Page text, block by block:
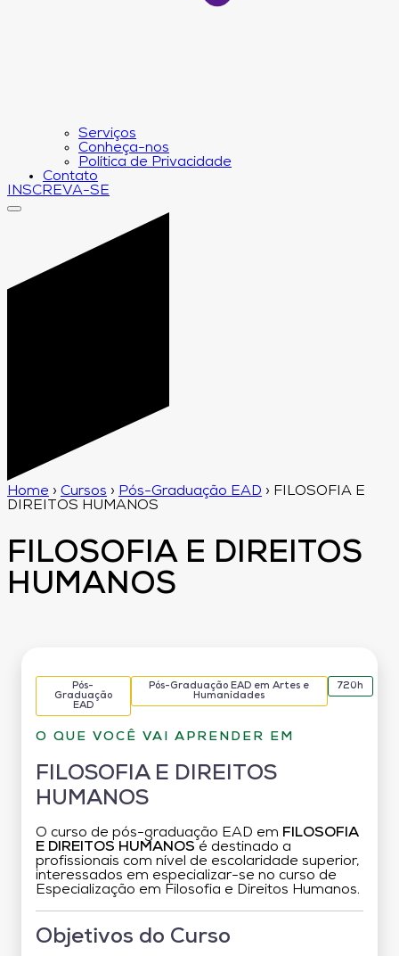
Serviços
Conheça-nos
Política de Privacidade
Contato
INSCREVA-SE
Home › Cursos › Pós-Graduação EAD › FILOSOFIA E
DIREITOS HUMANOS
FILOSOFIA E DIREITOS
HUMANOS
Pós-
Graduação
EAD
Pós-Graduação EAD em Artes e
Humanidades
720h
O QUE VOCÊ VAI APRENDER EM
FILOSOFIA E DIREITOS
HUMANOS
O curso de pós-graduação EAD em FILOSOFIA
E DIREITOS HUMANOS é destinado a
profissionais com nível de escolaridade superior,
interessados em especializar-se no curso de
Especialização em Filosofia e Direitos Humanos.
Objetivos do Curso